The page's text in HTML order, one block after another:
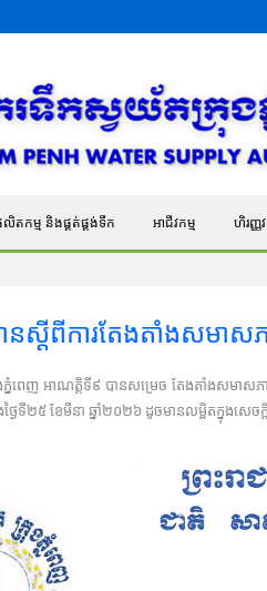
លិតកម្ម និងផ្គត់ផ្គង់ទឹក អាជីវកម្ម ហិរញ្ញវ
ស្តីពីការតែងតាំងសមាស
ងភ្នំពេញ អាណត្តិទី៩ បានសម្រេច តែងតាំងសមា
ៃទី២៥ ខែមីនា ឆ្នាំ២០២៦ ដូចមានលម្អិតក្នុងសេច